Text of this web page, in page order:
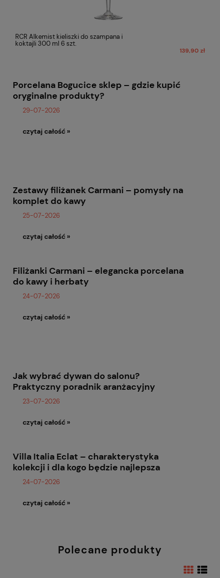
RCR Alkemist kieliszki do szampana i
koktajli 300 ml 6 szt.
139,90 zł
Porcelana Bogucice sklep – gdzie kupić
oryginalne produkty?
29-07-2026
czytaj całość »
Zestawy filiżanek Carmani – pomysły na
komplet do kawy
25-07-2026
czytaj całość »
Filiżanki Carmani – elegancka porcelana
do kawy i herbaty
24-07-2026
czytaj całość »
Jak wybrać dywan do salonu?
Praktyczny poradnik aranżacyjny
23-07-2026
czytaj całość »
Villa Italia Eclat – charakterystyka
kolekcji i dla kogo będzie najlepsza
24-07-2026
czytaj całość »
Polecane produkty